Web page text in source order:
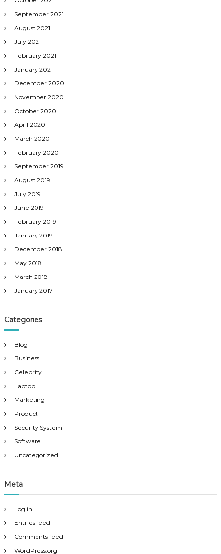
September 2021
August 2021
July 2021
February 2021
January 2021
December 2020
November 2020
October 2020
April 2020
March 2020
February 2020
September 2019
August 2019
July 2019
June 2019
February 2019
January 2019
December 2018
May 2018
March 2018
January 2017
Categories
Blog
Business
Celebrity
Laptop
Marketing
Product
Security System
Software
Uncategorized
Meta
Log in
Entries feed
Comments feed
WordPress.org